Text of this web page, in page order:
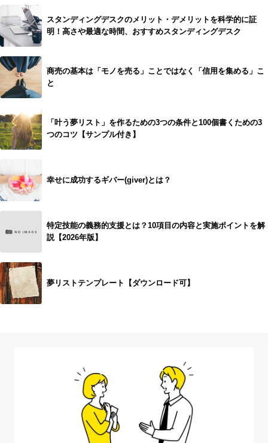
スタンディングデスクのメリット・デメリットを科学的に証
明！高さや最適な時間、おすすめスタンディングデスク
商売の基本は「モノを売る」ことではなく「信用を集める」こ
と
「叶う夢リスト」を作るための3つの条件と100個書くための3
つのコツ【サンプル付き】
幸せに成功するギバー(giver)とは？
特定技能の義務的支援とは？10項目の内容と実施ポイントを解
説【2026年版】
夢リストテンプレート【ダウンロード可】